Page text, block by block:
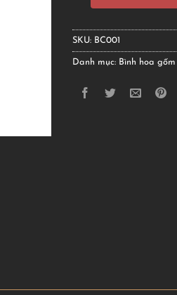
SKU: BC001
Danh mục: Bình hoa